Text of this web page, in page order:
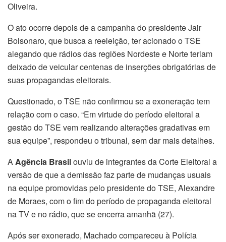
Oliveira.
O ato ocorre depois de a campanha do presidente Jair
Bolsonaro, que busca a reeleição, ter acionado o TSE
alegando que rádios das regiões Nordeste e Norte teriam
deixado de veicular centenas de inserções obrigatórias de
suas propagandas eleitorais.
Questionado, o TSE não confirmou se a exoneração tem
relação com o caso. “Em virtude do período eleitoral a
gestão do TSE vem realizando alterações gradativas em
sua equipe”, respondeu o tribunal, sem dar mais detalhes.
AAgência Brasilouviu de integrantes da Corte Eleitoral a
versão de que a demissão faz parte de mudanças usuais
na equipe promovidas pelo presidente do TSE, Alexandre
de Moraes, com o fim do período de propaganda eleitoral
na TV e no rádio, que se encerra amanhã (27).
Após ser exonerado, Machado compareceu à Polícia